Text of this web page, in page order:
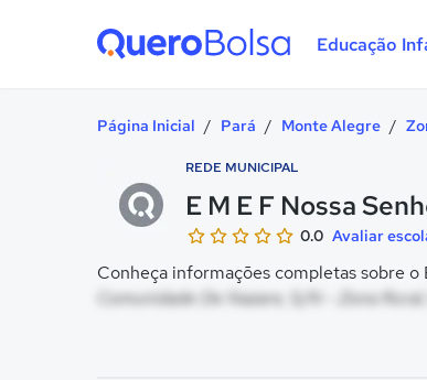
Educação
Página Inicial / Pará / Monte Alegre /
REDE MUNICIPAL
E M E F Nossa
0.0 Avaliar
Conheça informações completas sobre o
Comunidade De Nazare, S/N - Zona